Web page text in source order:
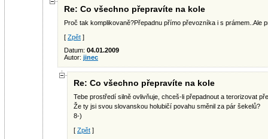
Re: Co všechno přepravíte na kole
Proč tak komplikovaně?Přepadnu přímo převozníka i s prámem..Ale
[ Zpět ]
Datum: 04.01.2009
Autor: jinec
Re: Co všechno přepravíte na kole
Tebe prostředí silně ovlivňuje, chceš-li přepadnout a terorizovat
Že ty jsi svou slovanskou holubičí povahu směnil za pár šekelů?
8-)
[ Zpět ]